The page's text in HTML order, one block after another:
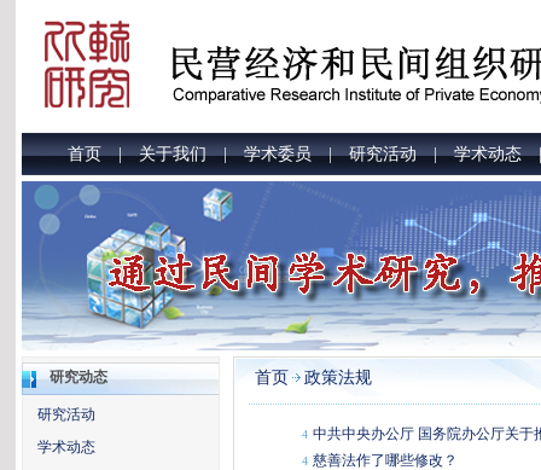
首页|关于我们|学术委员|研究活动|学术动态
研究动态
研究活动
学术动态
首页 政策法规
4 中共中央办公厅 国务院办公厅关
4 慈善法作了哪些修改？